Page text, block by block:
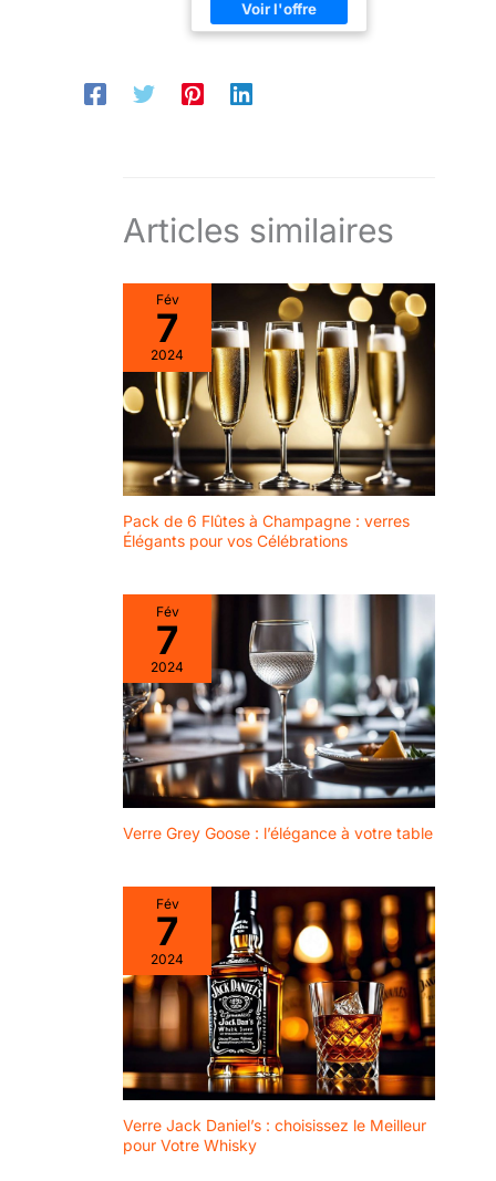
Articles similaires
Fév
7
2024
Pack de 6 Flûtes à Champagne : verres
Élégants pour vos Célébrations
Fév
7
2024
Verre Grey Goose : l’élégance à votre table
Fév
7
2024
Verre Jack Daniel’s : choisissez le Meilleur
pour Votre Whisky